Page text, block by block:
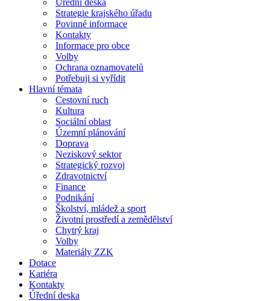
Úřední deska
Strategie krajského úřadu
Povinné informace
Kontakty
Informace pro obce
Volby
Ochrana oznamovatelů
Potřebuji si vyřídit
Hlavní témata
Cestovní ruch
Kultura
Sociální oblast
Územní plánování
Doprava
Neziskový sektor
Strategický rozvoj
Zdravotnictví
Finance
Podnikání
Školství, mládež a sport
Životní prostředí a zemědělství
Chytrý kraj
Volby
Materiály ZZK
Dotace
Kariéra
Kontakty
Úřední deska